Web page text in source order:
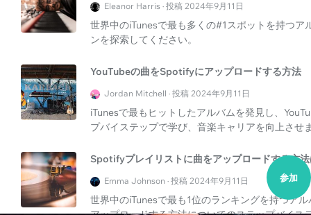
Eleanor Harris · 投稿 2024年9月11日
世界中のiTunesで最も多くの#1スポットを持つ
ンを探索してください。
YouTubeの曲をSpotifyにアップロードする方法
Jordan Mitchell · 投稿 2024年9月11日
iTunesで最もヒットしたアルバムを発見し、
プバイステップで学び、音楽キャリアを向上させ
Spotifyプレイリストに曲をアップロードする方
Emma Johnson · 投稿 2024年9月11日
世界中のiTunesで最も1位のランキングを持つア
参加